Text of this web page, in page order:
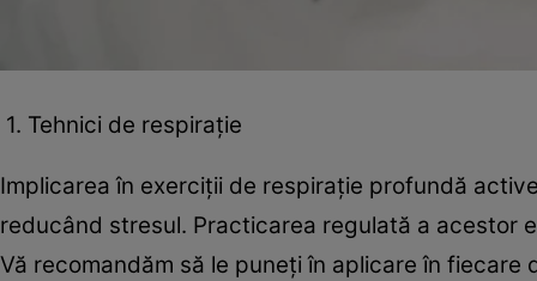
1. Tehnici de respirație
Implicarea în exerciții de respirație profundă
reducând stresul. Practicarea regulată a acestor
Vă recomandăm să le puneți în aplicare în